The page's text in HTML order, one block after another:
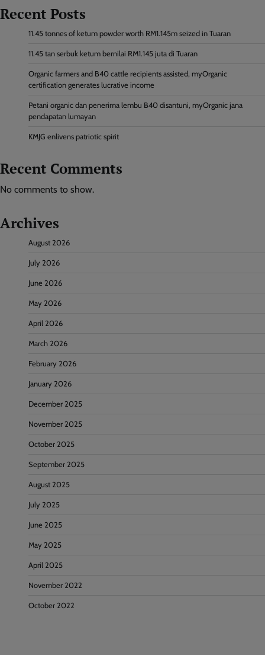
Recent Posts
11.45 tonnes of ketum powder worth RM1.145m seized in Tuaran
11.45 tan serbuk ketum bernilai RM1.145 juta di Tuaran
Organic farmers and B40 cattle recipients assisted, myOrganic
certification generates lucrative income
Petani organic dan penerima lembu B40 disantuni, myOrganic jana
pendapatan lumayan
KMJG enlivens patriotic spirit
Recent Comments
No comments to show.
Archives
August 2026
July 2026
June 2026
May 2026
April 2026
March 2026
February 2026
January 2026
December 2025
November 2025
October 2025
September 2025
August 2025
July 2025
June 2025
May 2025
April 2025
November 2022
October 2022